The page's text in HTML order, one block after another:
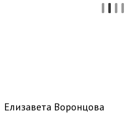
Елизавета Воронцова